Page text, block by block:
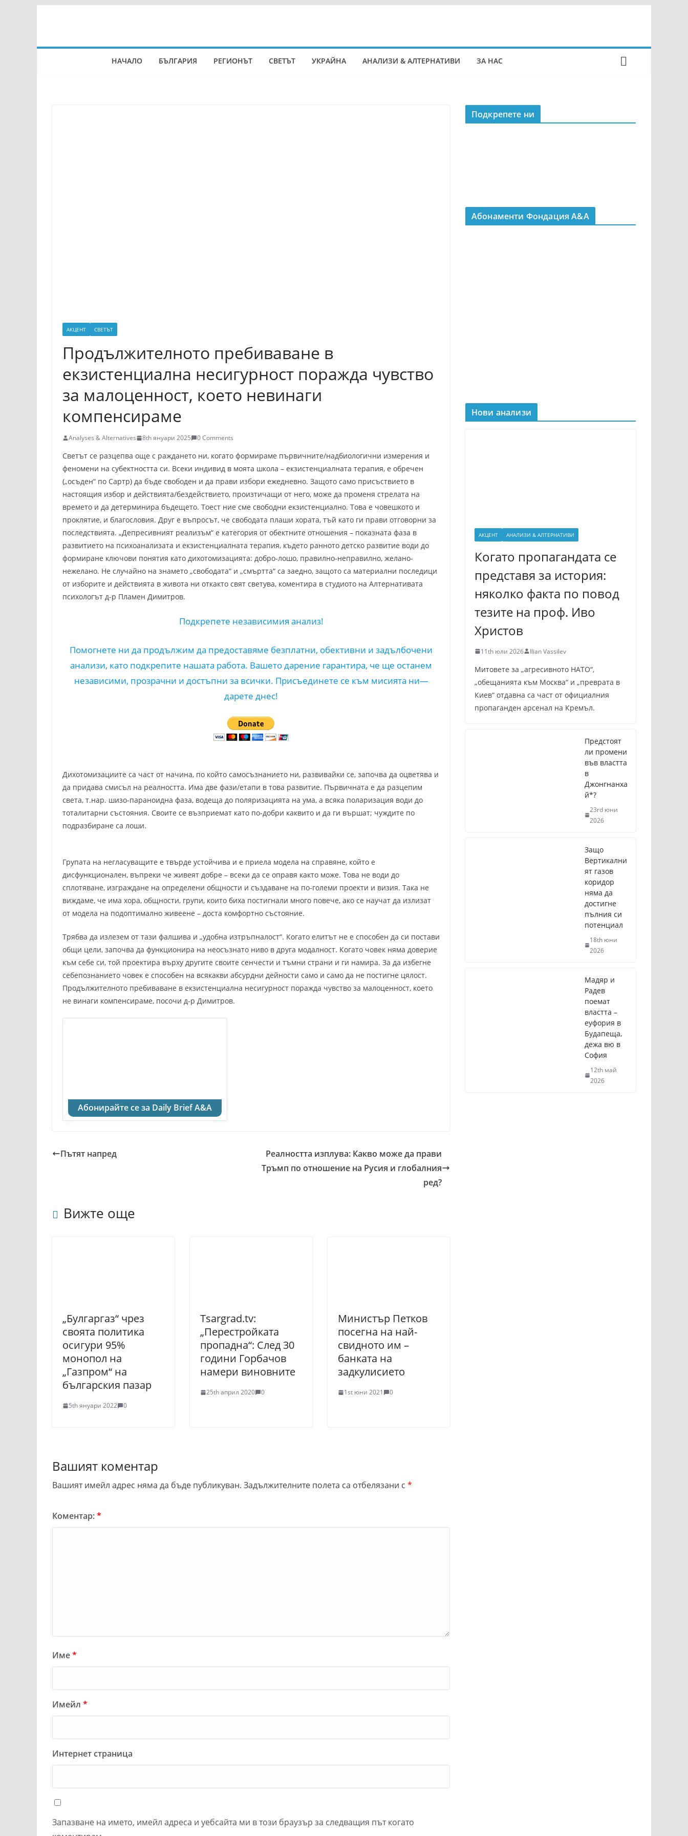
НАЧАЛО БЪЛГАРИЯ РЕГИОНЪТ СВЕТЪТ УКРАЙНА АНАЛИЗИ & АЛТЕРНАТИВИ ЗА НАС
АКЦЕНТ СВЕТЪТ
Продължителното пребиваване в
екзистенциална несигурност поражда чувство
за малоценност, което невинаги
компенсираме
Analyses & Alternatives 8th януари 2025 0 Comments
Светът се разцепва още с раждането ни, когато формираме първичните/надбиологични измерения и
феномени на субектността си. Всеки индивид в моята школа – екзистенциалната терапия, е обречен
(„осъден“ по Сартр) да бъде свободен и да прави избори ежедневно. Защото само присъствието в
настоящия избор и действията/бездействието, произтичащи от него, може да променя стрелата на
времето и да детерминира бъдещето. Тоест ние сме свободни екзистенциално. Това е човешкото и
проклятие, и благословия. Друг е въпросът, че свободата плаши хората, тъй като ги прави отговорни за
последствията. „Депресивният реализъм“ е категория от обектните отношения – показната фаза в
развитието на психоанализата и екзистенциалната терапия, където ранното детско развитие води до
формиране ключови понятия като дихотомизацията: добро-лошо, правилно-неправилно, желано-
нежелано. Не случайно на знамето „свободата“ и „смъртта“ са заедно, защото са материални последици
от изборите и действията в живота ни откакто свят светува, коментира в студиото на Алтернативата
психологът д-р Пламен Димитров.
Подкрепете независимия анализ!
Помогнете ни да продължим да предоставяме безплатни, обективни и задълбочени
анализи, като подкрепите нашата работа. Вашето дарение гарантира, че ще останем
независими, прозрачни и достъпни за всички. Присъединете се към мисията ни—
дарете днес!
Дихотомизациите са част от начина, по който самосъзнанието ни, развивайки се, започва да оцветява и
да придава смисъл на реалността. Има две фази/етапи в това развитие. Първичната е да разцепим
света, т.нар. шизо-параноидна фаза, водеща до поляризацията на ума, а всяка поларизация води до
тоталитарни състояния. Своите се възприемат като по-добри каквито и да ги вършат; чуждите по
подразбиране са лоши.
Групата на негласуващите е твърде устойчива и е приела модела на справяне, който е
дисфункционален, въпреки че живеят добре – всеки да се оправя както може. Това не води до
сплотяване, изграждане на определени общности и създаване на по-големи проекти и визия. Така не
виждаме, че има хора, общности, групи, които биха постигнали много повече, ако се научат да излизат
от модела на подоптимално живеене – доста комфортно състояние.
Трябва да излезем от тази фалшива и „удобна изтръпналост“. Когато елитът не е способен да си постави
общи цели, започва да функционира на неосъзнато ниво в друга модалност. Когато човек няма доверие
към себе си, той проектира върху другите своите сенчести и тъмни страни и ги намира. За да избегне
себепознанието човек е способен на всякакви абсурдни дейности само и само да не постигне цялост.
Продължителното пребиваване в екзистенциална несигурност поражда чувство за малоценност, което
не винаги компенсираме, посочи д-р Димитров.
Абонирайте се за Daily Brief A&A
Пътят напред
Реалността изплува: Какво може да прави
Тръмп по отношение на Русия и глобалния
ред?
Вижте още
„Булгаргаз“ чрез
своята политика
осигури 95%
монопол на
„Газпром“ на
българския пазар
5th януари 2022 0
Tsargrad.tv:
„Перестройката
пропадна“: След 30
години Горбачов
намери виновните
25th април 2020 0
Министър Петков
посегна на най-
свидното им –
банката на
задкулисието
1st юни 2021 0
Вашият коментар
Вашият имейл адрес няма да бъде публикуван. Задължителните полета са отбелязани с *
Коментар:*
Име*
Имейл *
Интернет страница
Запазване на името, имейл адреса и уебсайта ми в този браузър за следващия път когато
Подкрепeте ни
Абонаменти Фондация А&A
Нови анализи
АКЦЕНТ АНАЛИЗИ & АЛТЕРНАТИВИ
Когато пропагандата се
представя за история:
няколко факта по повод
тезите на проф. Иво
Христов
11th юли 2026 Ilian Vassilev
Митовете за „агресивното НАТО“,
„обещанията към Москва“ и „преврата в
Киев“ отдавна са част от официалния
пропаганден арсенал на Кремъл.
Предстоят
ли промени
във властта
в
Джонгнанха
й*?
23rd юни
2026
Защо
Вертикални
ят газов
коридор
няма да
достигне
пълния си
потенциал
18th юни
2026
Мадяр и
Радев
поемат
властта –
еуфория в
Будапеща,
дежа вю в
София
12th май
2026